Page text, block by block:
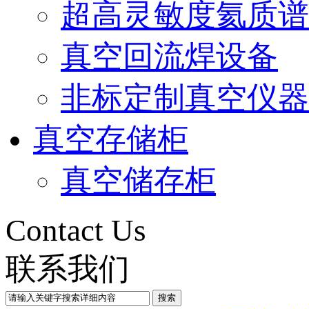
超高灵敏度氦质
真空回流焊设备
非标定制真空仪器
真空存储柜
真空储存柜
Contact Us
联系我们